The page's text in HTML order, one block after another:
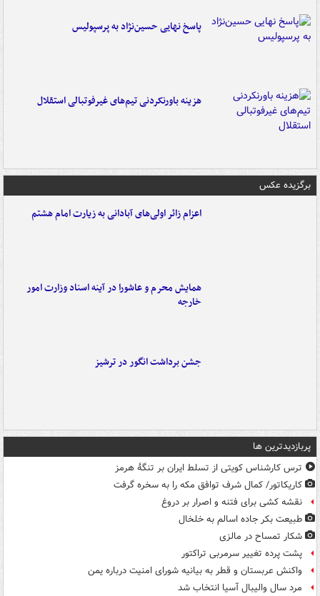
پاسخ نهایی حسین‌نژاد به پرسپولیس
هزینه باورنکردنی تیم‌های غیرفوتبالی استقلال
برگزیده عکس
اعزام زائر اولی‌های آبادانی به زیارت امام هشتم
همایش محرم و عاشورا در آینه اسناد وزارت امور
خارجه
جشن برداشت انگور در ترشیز
پربازدیدترین ها
ترس کارشناس کویتی از تسلط ایران بر تنگۀ هرمز
کاریکاتور/ کمال شرف توافق مکه را به سخره گرفت
نقشه کشی برای فتنه و اصرار بر دروغ
طبیعت بکر جاده اسالم به خلخال
شکار تمساح در مالزی
پشت پرده تغییر سرمربی تراکتور
واکنش عربستان و قطر به بیانیه شورای امنیت درباره یمن
مرد سال والیبال آسیا انتخاب شد